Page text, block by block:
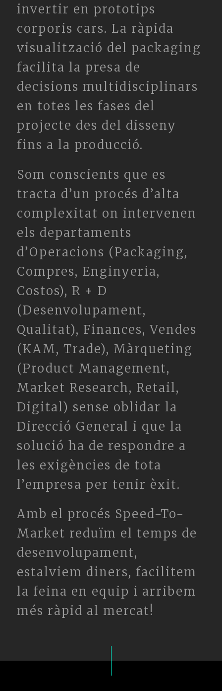
invertir en prototips
corporis cars. La ràpida
visualització del packaging
facilita la presa de
decisions multidisciplinars
en totes les fases del
projecte des del disseny
fins a la producció.
Som conscients que es
tracta d’un procés d’alta
complexitat on intervenen
els departaments
d’Operacions (Packaging,
Compres, Enginyeria,
Costos), R + D
(Desenvolupament,
Qualitat), Finances, Vendes
(KAM, Trade), Màrqueting
(Product Management,
Market Research, Retail,
Digital) sense oblidar la
Direcció General i que la
solució ha de respondre a
les exigències de tota
l’empresa per tenir èxit.
Amb el procés Speed-To-
Market reduïm el temps de
desenvolupament,
estalviem diners, facilitem
la feina en equip i arribem
més ràpid al mercat!